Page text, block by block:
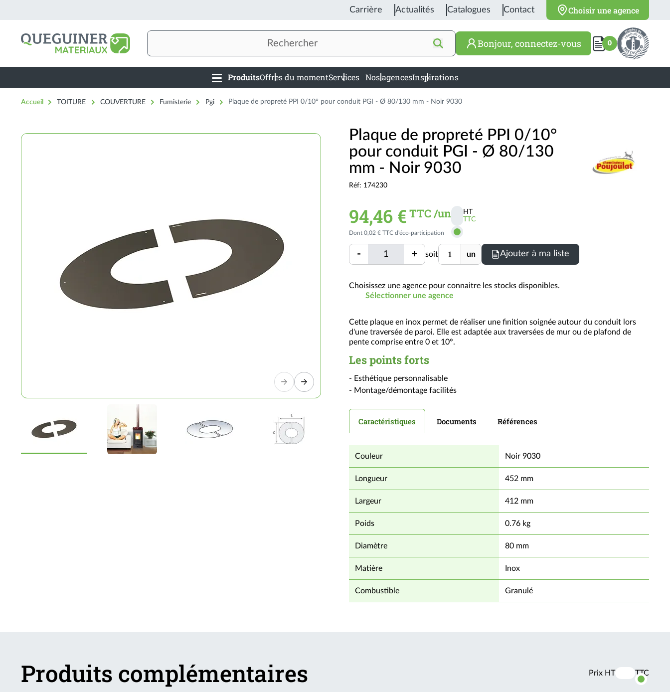
principal
Carrière Actualités Catalogues Contact Choisir une agence
Bonjour, connectez-vous 0
Main
navigation
ProduitsOffres du momentServices Nos agencesInspirations
Accueil TOITURE COUVERTURE Fumisterie Pgi Plaque de propreté PPI 0/10° pour conduit PGI - Ø 80/130 mm - Noir 9030
Plaque de propreté PPI 0/10°
pour conduit PGI - Ø 80/130
mm - Noir 9030
Réf: 174230
94,46 € TTC /un
Activer
les
prix
TTC
HT
TTC
Dont 0,02 € TTC d'éco-participation
Quantité
- Quantité+ soit Unité un Ajouter à ma liste
Choisissez une agence pour connaitre les stocks disponibles.
Sélectionner une agence
Cette plaque en inox permet de réaliser une finition soignée autour du conduit lors
d'une traversée de paroi. Elle est adaptée aux traversées de mur ou de plafond de
pente comprise entre 0 et 10°.
Les points forts
- Esthétique personnalisable
- Montage/démontage facilités
Caractéristiques Documents Références
Couleur Noir 9030
Longueur 452 mm
Largeur 412 mm
Poids 0.76 kg
Diamètre 80 mm
Matière Inox
Combustible Granulé
Produits complémentaires
Prix HT
TTC